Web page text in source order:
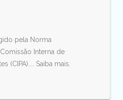
pela Norma
Interna de
(CIPA).... Saiba mais.